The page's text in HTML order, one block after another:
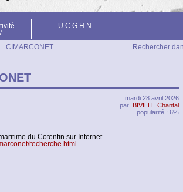
U.C.G.H.N.
Rechercher
CIMARCONET
mardi 28 avril 2026
par BIVILLE Chantal
popularité : 6%
du Cotentin sur Internet
recherche.html